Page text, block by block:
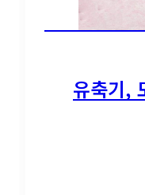
유축기,